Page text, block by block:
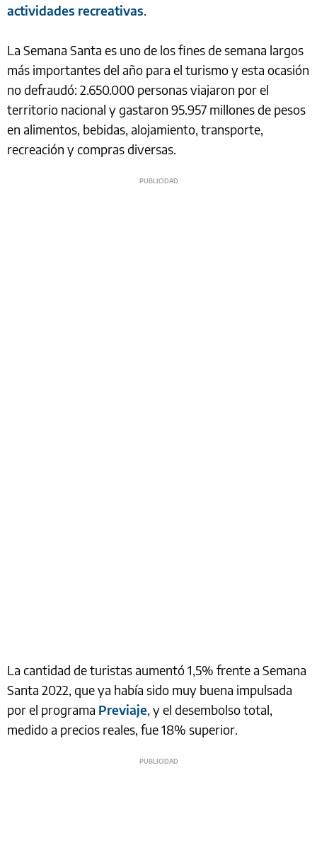
actividades recreativas.
La Semana Santa es uno de los fines de semana largos
más importantes del año para el turismo y esta ocasión
no defraudó: 2.650.000 personas viajaron por el
territorio nacional y gastaron 95.957 millones de pesos
en alimentos, bebidas, alojamiento, transporte,
recreación y compras diversas.
La cantidad de turistas aumentó 1,5% frente a Semana
Santa 2022, que ya había sido muy buena impulsada
por el programa Previaje, y el desembolso total,
medido a precios reales, fue 18% superior.